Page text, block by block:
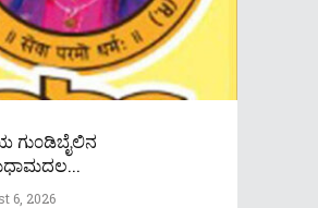
6, 2026